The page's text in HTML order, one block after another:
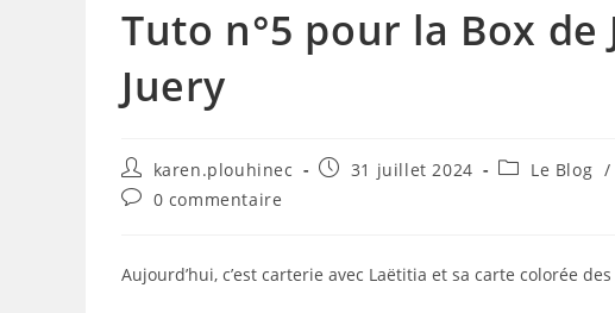
Tuto n°5 pour la Box
Juery
Auteur/autrice
de
la
karen.plouhinec
Publication
31 juillet 2024
PostLe Blog /
Commentaires
publication :
0 commentaire
Aujourd’hui, c’est carterie avec Laëtitia et sa carte colorée des